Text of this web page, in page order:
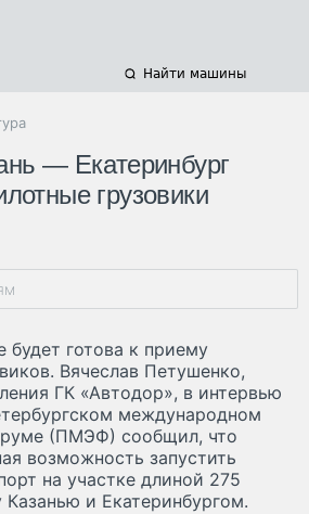
Найти машины
— Екатеринбург
грузовики
будет готова к приему
Вячеслав Петушенко,
ГК «Автодор», в интервью
международном
(ПМЭФ) сообщил, что
возможность запустить
на участке длиной 275
и Екатеринбургом.